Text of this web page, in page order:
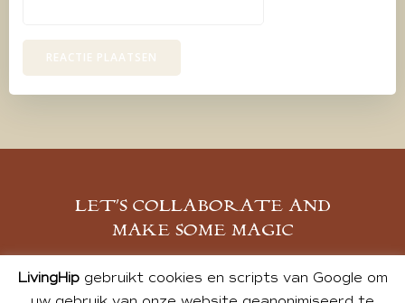
LET’S COLLABORATE AND
MAKE SOME MAGIC
MELD JE AAN
LivingHipgebruikt cookies en scripts van Google om